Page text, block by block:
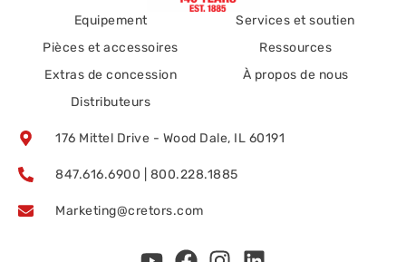
Equipement
Pièces et accessoires
Extras de concession
Distributeurs
Services et soutien
Ressources
À propos de nous
176 Mittel Drive - Wood Dale, IL 60191
847.616.6900 | 800.228.1885
Marketing@cretors.com